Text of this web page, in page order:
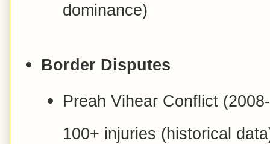
dominance)
Border Disputes
Preah Vihear Conflict
100+ injuries (historical